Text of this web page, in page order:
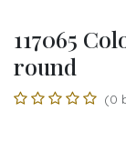
117065
round
(0